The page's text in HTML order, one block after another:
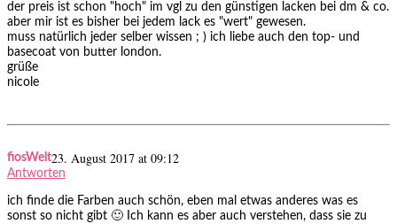
der preis ist schon "hoch" im vgl zu den günstigen lacken bei dm & co.
aber mir ist es bisher bei jedem lack es "wert" gewesen.
muss natürlich jeder selber wissen ; ) ich liebe auch den top- und
basecoat von butter london.
grüße
nicole
fiosWelt23. August 2017 at 09:12
Antworten
ich finde die Farben auch schön, eben mal etwas anderes was es
sonst so nicht gibt 🙂 Ich kann es aber auch verstehen, dass sie zu